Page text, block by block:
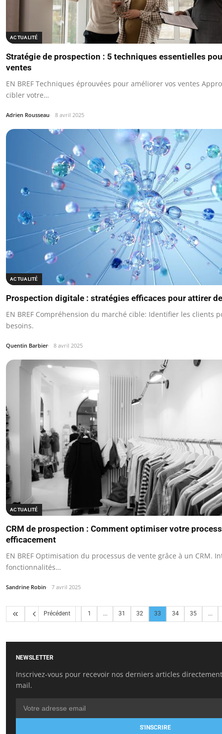
ACTUALITÉ
Stratégie de prospection : 5 techniques essentielles
ventes
EN BREF Techniques éprouvées pour améliorer vos ventes
cibler votre…
Adrien Rousseau 8 avril 2025
ACTUALITÉ
Prospection digitale : stratégies efficaces pour attirer
EN BREF Compréhension du marché cible: Identifier les clients
besoins.
Quentin Barbier 8 avril 2025
ACTUALITÉ
CRM de prospection : Comment optimiser votre
efficacement
EN BREF Optimisation du processus de vente grâce à un CRM.
fonctionnalités…
Sandrine Robin 7 avril 2025
Précédent 1 ... 31 32 33 34 35 ...
NEWSLETTER
Inscrivez-vous pour recevoir nos derniers articles
mail.
S'INSCRIRE